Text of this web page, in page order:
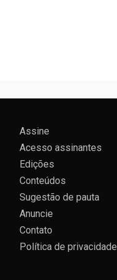
Assine
Acesso assinantes
Edições
Conteúdos
Sugestão de pauta
Anuncie
Contato
Política de privacidade